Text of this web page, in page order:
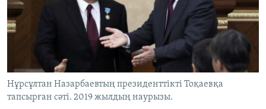
to
main
Search
ҚАҢТАР ОҚИҒАСЫ
АДАМ ҚҰҚЫҚТАРЫ
ӘЛЕУМЕТ
ӘЛЕМ
АРНАЙЫ ЖОБАЛАР
Нұрсұлтан Назарбаевтың президенттікті Тоқаевқа
тапсырған сәті. 2019 жылдың наурызы.